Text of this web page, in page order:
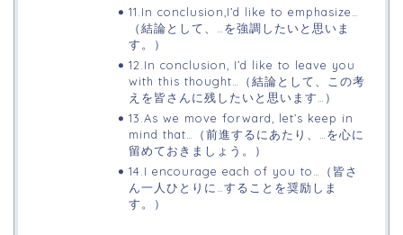
11.In conclusion,I’d like to emphasize…
（結論として、…を強調したいと思いま
す。）
12.In conclusion, I’d like to leave you
with this thought…（結論として、この考
えを皆さんに残したいと思います…）
13.As we move forward, let’s keep in
mind that…（前進するにあたり、…を心に
留めておきましょう。）
14.I encourage each of you to…（皆さ
ん一人ひとりに…することを奨励しま
す。）